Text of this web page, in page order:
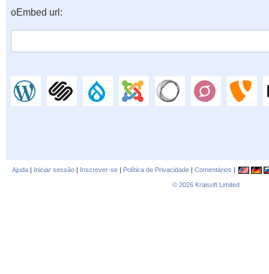
oEmbed url:
Ajuda | Iniciar sessão | Inscrever-se | Política de Privacidade | Comentários |
© 2026 Kraisoft Limited